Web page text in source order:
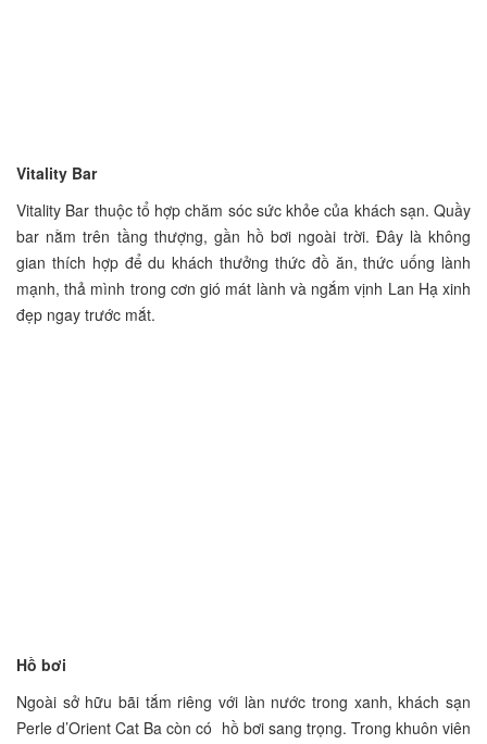
Vitality Bar
Vitality Bar thuộc tổ hợp chăm sóc sức khỏe của khách sạn. Quầy
bar nằm trên tầng thượng, gần hồ bơi ngoài trời. Đây là không
gian thích hợp để du khách thưởng thức đồ ăn, thức uống lành
mạnh, thả mình trong cơn gió mát lành và ngắm vịnh Lan Hạ xinh
đẹp ngay trước mắt.
Hồ bơi
Ngoài sở hữu bãi tắm riêng với làn nước trong xanh, khách sạn
Perle d’Orient Cat Ba còn có hồ bơi sang trọng. Trong khuôn viên